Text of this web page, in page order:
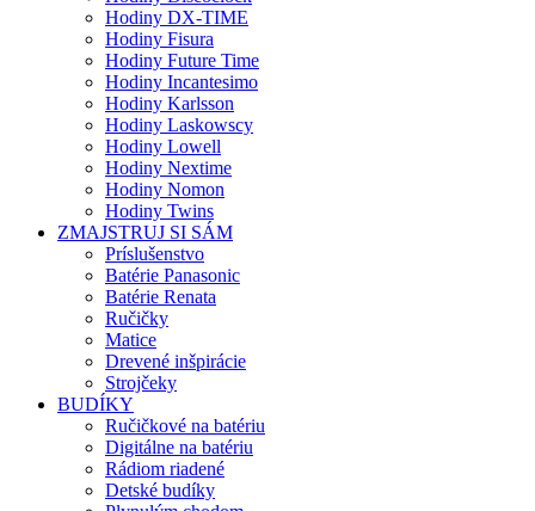
Hodiny DX-TIME
Hodiny Fisura
Hodiny Future Time
Hodiny Incantesimo
Hodiny Karlsson
Hodiny Laskowscy
Hodiny Lowell
Hodiny Nextime
Hodiny Nomon
Hodiny Twins
ZMAJSTRUJ SI SÁM
Príslušenstvo
Batérie Panasonic
Batérie Renata
Ručičky
Matice
Drevené inšpirácie
Strojčeky
BUDÍKY
Ručičkové na batériu
Digitálne na batériu
Rádiom riadené
Detské budíky